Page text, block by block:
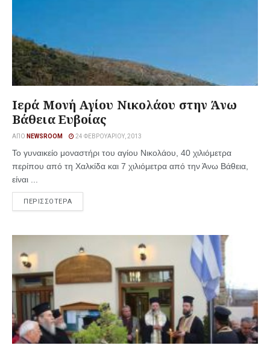
Ιερά Μονή Αγίου Νικολάου στην Άνω
Βάθεια Ευβοίας
ΑΠΌ NEWSROOM 24 ΦΕΒΡΟΥΑΡΊΟΥ, 2013
Το γυναικείο μοναστήρι του αγίου Νικολάου, 40 χιλιόμετρα
περίπου από τη Χαλκίδα και 7 χιλιόμετρα από την Άνω Βάθεια,
είναι ...
ΠΕΡΙΣΣΟΤΕΡΑ